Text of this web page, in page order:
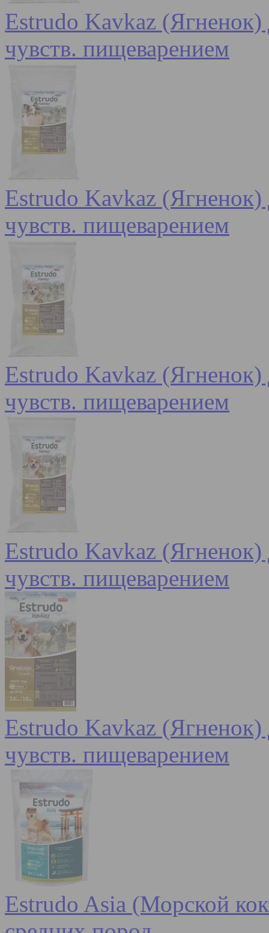
Estrudo Kavkaz (Ягненок)
чувств. пищеварением
Estrudo Kavkaz (Ягненок)
чувств. пищеварением
Estrudo Kavkaz (Ягненок)
чувств. пищеварением
Estrudo Kavkaz (Ягненок)
чувств. пищеварением
Estrudo Kavkaz (Ягненок)
чувств. пищеварением
Estrudo Asia (Морской